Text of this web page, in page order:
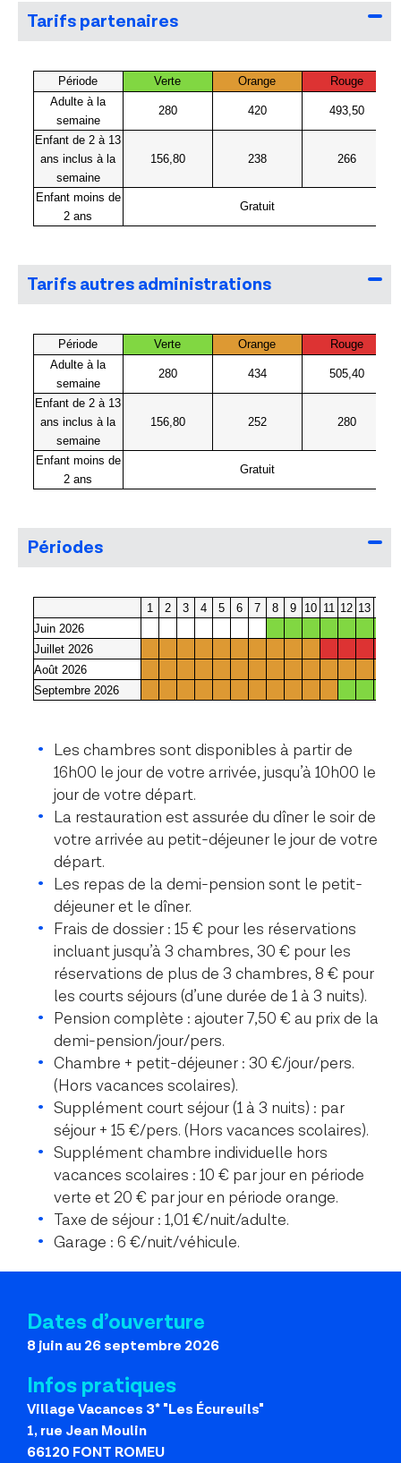
Tarifs partenaires
Période Verte Orange
Rouge
Adulte à la
semaine
280 420 493,50
Enfant de 2 à 13
ans inclus à la
semaine
156,80 238 266
Enfant moins de
2 ans
Gratuit
Tarifs autres administrations
Période Verte Orange
Rouge
Adulte à la
semaine
280 434 505,40
Enfant de 2 à 13
ans inclus à la
semaine
156,80 252 280
Enfant moins de
2 ans
Gratuit
Périodes
1 2 3 4 5 6 7 8 9 10 11 12 13
Juin 2026
Juillet 2026
Août 2026
Septembre 2026
Les chambres sont disponibles à partir de
16h00 le jour de votre arrivée, jusqu’à 10h00 le
jour de votre départ.
La restauration est assurée du dîner le soir de
votre arrivée au petit-déjeuner le jour de votre
départ.
Les repas de la demi-pension sont le petit-
déjeuner et le dîner.
Frais de dossier : 15 € pour les réservations
incluant jusqu’à 3 chambres, 30 € pour les
réservations de plus de 3 chambres, 8 € pour
les courts séjours (d’une durée de 1 à 3 nuits).
Pension complète : ajouter 7,50 € au prix de la
demi-pension/jour/pers.
Chambre + petit-déjeuner : 30 €/jour/pers.
(Hors vacances scolaires).
Supplément court séjour (1 à 3 nuits) : par
séjour + 15 €/pers. (Hors vacances scolaires).
Supplément chambre individuelle hors
vacances scolaires : 10 € par jour en période
verte et 20 € par jour en période orange.
Taxe de séjour : 1,01 €/nuit/adulte.
Garage : 6 €/nuit/véhicule.
Dates d’ouverture
8 juin au 26 septembre 2026
Infos pratiques
Village Vacances 3* "Les Écureuils"
1, rue Jean Moulin
66120 FONT ROMEU